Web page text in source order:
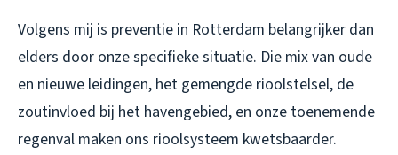
Volgens mij is preventie in Rotterdam belangrijker dan
elders door onze specifieke situatie. Die mix van oude
en nieuwe leidingen, het gemengde rioolstelsel, de
zoutinvloed bij het havengebied, en onze toenemende
regenval maken ons rioolsysteem kwetsbaarder.